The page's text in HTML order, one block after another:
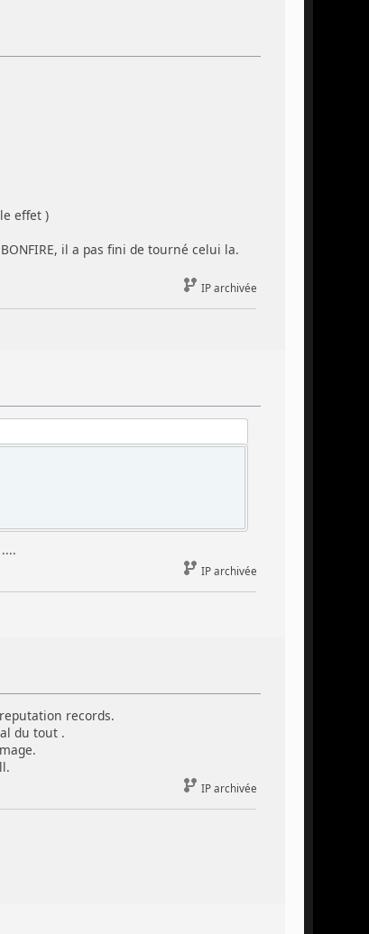
effet )
il a pas fini de tourné celui la.
IP archivée
IP archivée
records.
du tout .
IP archivée